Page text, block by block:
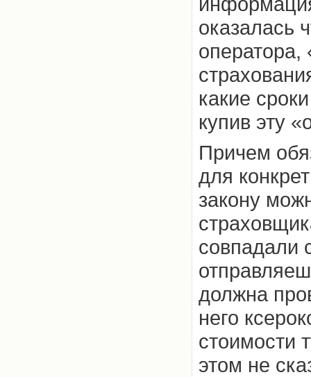
оказалась
оператора,
какие
купив эту
Причем
для
закону
совпадали
должна
него
стоимости
этом не